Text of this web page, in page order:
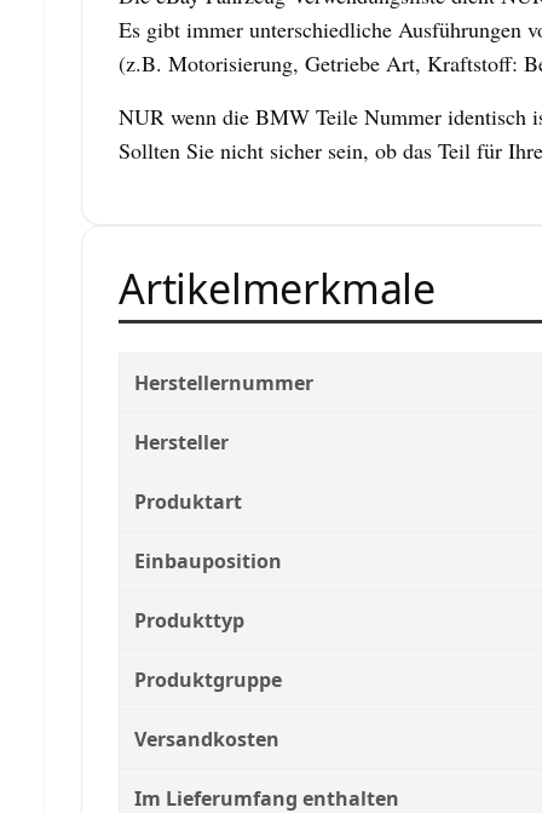
Es gibt immer unterschiedliche Ausführungen
(z.B. Motorisierung, Getriebe Art, Kraftstoff:
NUR wenn die BMW Teile Nummer identisch
Sollten Sie nicht sicher sein, ob das Teil für
Artikelmerkmale
Herstellernummer
Hersteller
Produktart
Einbauposition
Produkttyp
Produktgruppe
Versandkosten
Im Lieferumfang enthalten